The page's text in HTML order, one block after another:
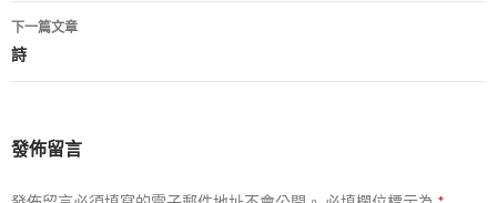
章
導
列
下一篇文章
詩
發佈留言